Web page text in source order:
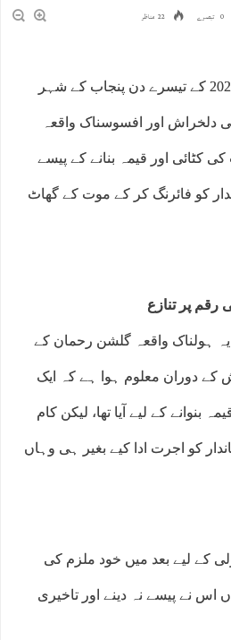
0 تبصرے 22 مناظر
گوجرانوالہ: عیدالاضحیٰ 2026 کے تیسرے دن پنجاب کے شہر
دلخراش اور افسوسناک واقعہ
کٹائی اور قیمہ بنانے کے پیسے
کو فائرنگ کر کے موت کے گھاٹ
پر تنازع
ہولناک واقعہ گلشن رحمان کے
کے دوران معلوم ہوا ہے کہ ایک
بنوانے کے لیے آیا تھا، لیکن کام
کو اجرت ادا کیے بغیر ہی وہاں
کے لیے بعد میں خود ملزم کی
اس نے پیسے نہ دینے اور تاخیری